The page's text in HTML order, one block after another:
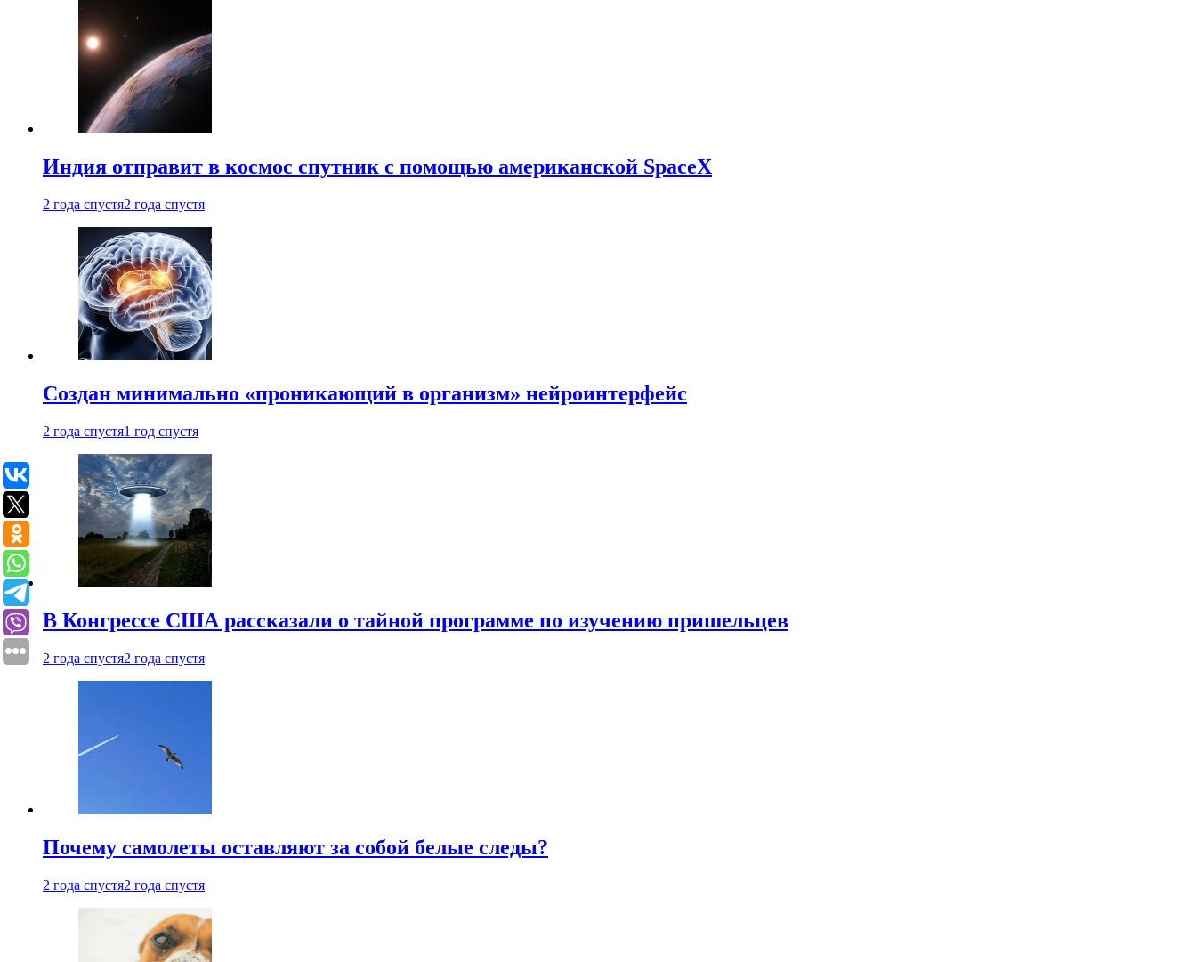
Индия отправит в космос спутник с помощью американской SpaceX
2 года спустя2 года спустя
Создан минимально «проникающий в организм» нейроинтерфейс
2 года спустя1 год спустя
В Конгрессе США рассказали о тайной программе по изучению пришельцев
2 года спустя2 года спустя
Почему самолеты оставляют за собой белые следы?
2 года спустя2 года спустя